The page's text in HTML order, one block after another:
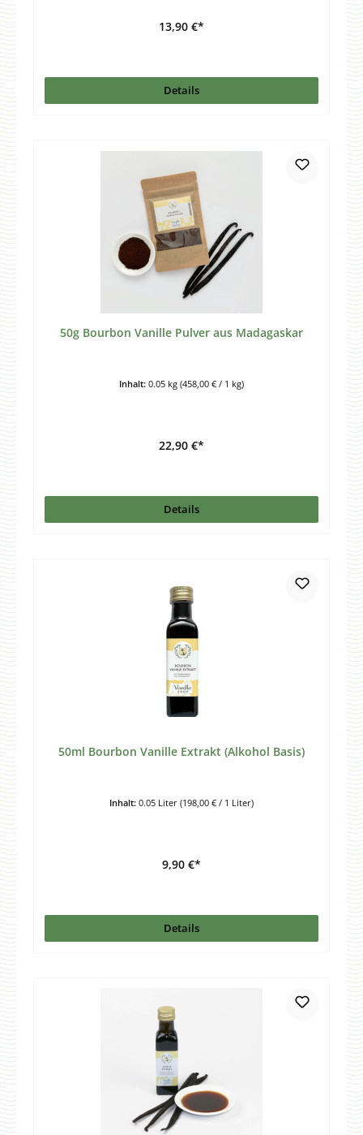
13,90 €*
Details
50g Bourbon Vanille Pulver aus Madagaskar
Inhalt: 0.05 kg (458,00 € / 1 kg)
22,90 €*
Details
50ml Bourbon Vanille Extrakt (Alkohol Basis)
Inhalt: 0.05 Liter (198,00 € / 1 Liter)
9,90 €*
Details